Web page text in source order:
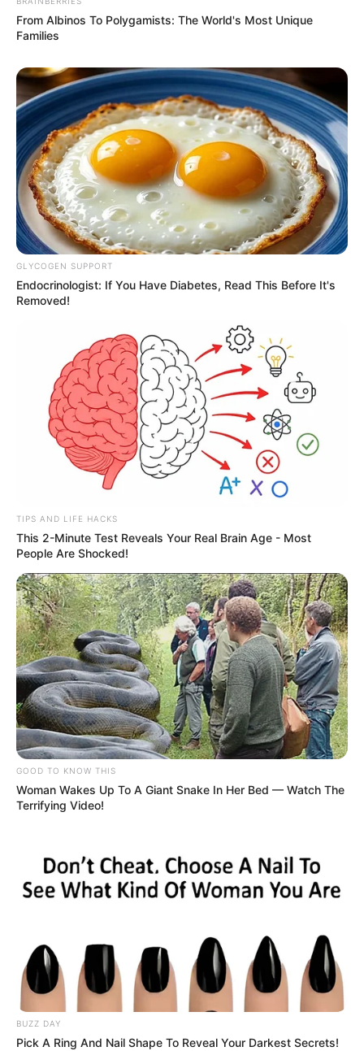
From Albinos To Polygamists: The World's Most Unique
Families
GLYCOGEN SUPPORT
Endocrinologist: If You Have Diabetes, Read This Before It's
Removed!
TIPS AND LIFE HACKS
This 2-Minute Test Reveals Your Real Brain Age - Most
People Are Shocked!
GOOD TO KNOW THIS
Woman Wakes Up To A Giant Snake In Her Bed — Watch The
Terrifying Video!
BUZZ DAY
Pick A Ring And Nail Shape To Reveal Your Darkest Secrets!